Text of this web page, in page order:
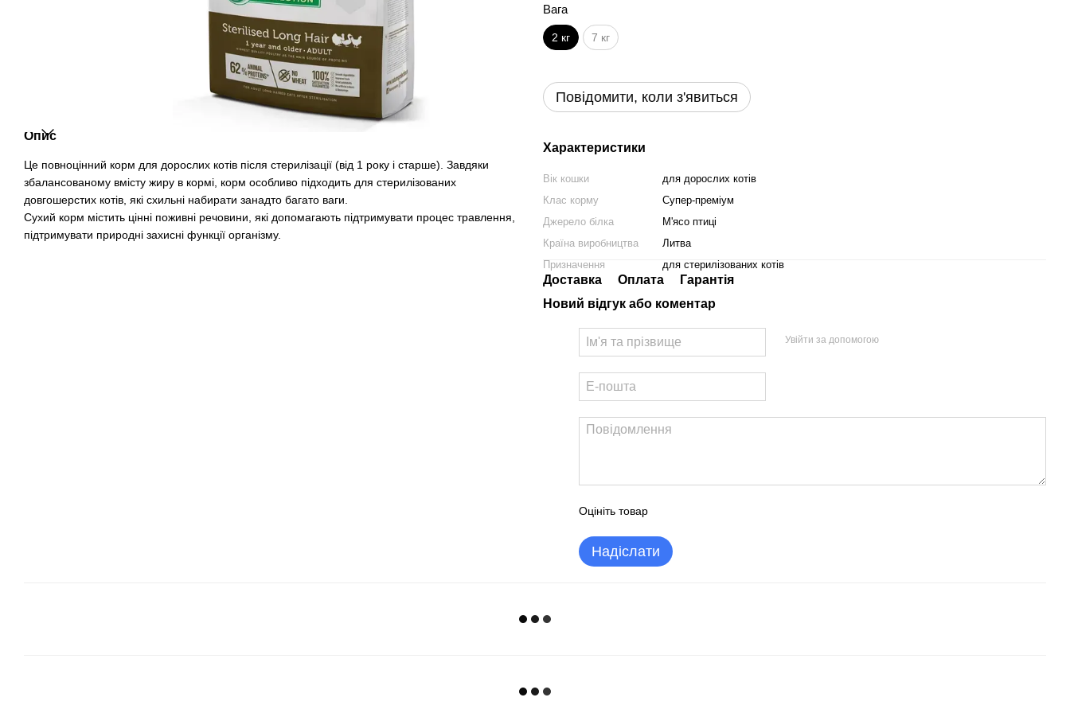
Опис
Це повноцінний корм для дорослих котів після стерилізації (від 1 року і старше). Завдяки
збалансованому вмісту жиру в кормі, корм особливо підходить для стерилізованих
довгошерстих котів, які схильні набирати занадто багато ваги.
Сухий корм містить цінні поживні речовини, які допомагають підтримувати процес травлення,
підтримувати природні захисні функції організму.
Вага
2 кг 7 кг
Повідомити, коли з'явиться
Характеристики
Вік кошки
для дорослих котів
Клас корму
Супер-преміум
Джерело білка
М'ясо птиці
Країна виробництва
Литва
Призначення
для стерилізованих котів
Доставка Оплата
Гарантія
Новий відгук або коментар
Увійти за допомогою
Оцініть товар
Надіслати